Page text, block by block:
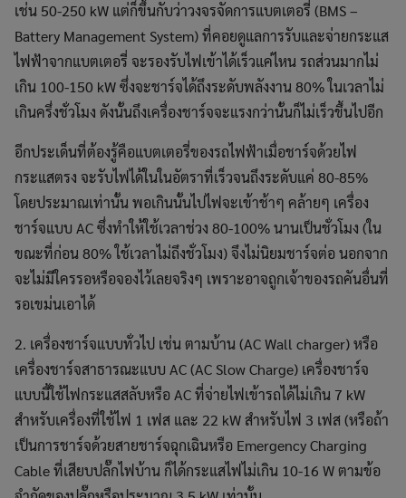
เช่น 50-250 kW แต่ก็ขึ้นกับว่าวงจรจัดการแบตเตอรี่ (BMS –
Battery Management System) ที่คอยดูแลการรับและจ่ายกระแส
ไฟฟ้าจากแบตเตอรี่ จะรองรับไฟเข้าได้เร็วแค่ไหน รถส่วนมากไม่
เกิน 100-150 kW ซึ่งจะชาร์จได้ถึงระดับพลังงาน 80% ในเวลาไม่
เกินครึ่งชั่วโมง ดังนั้นถึงเครื่องชาร์จจะแรงกว่านั้นก็ไม่เร็วขึ้นไปอีก
อีกประเด็นที่ต้องรู้คือแบตเตอรี่ของรถไฟฟ้าเมื่อชาร์จด้วยไฟ
กระแสตรง จะรับไฟได้ในในอัตราที่เร็วจนถึงระดับแค่ 80-85%
โดยประมาณเท่านั้น พอเกินนั้นไปไฟจะเข้าช้าๆ คล้ายๆ เครื่อง
ชาร์จแบบ AC ซึ่งทำให้ใช้เวลาช่วง 80-100% นานเป็นชั่วโมง (ใน
ขณะที่ก่อน 80% ใช้เวลาไม่ถึงชั่วโมง) จึงไม่นิยมชาร์จต่อ นอกจาก
จะไม่มีใครรอหรือจองไว้เลยจริงๆ เพราะอาจถูกเจ้าของรถคันอื่นที่
รอเขม่นเอาได้
2. เครื่องชาร์จแบบทั่วไป เช่น ตามบ้าน (AC Wall charger) หรือ
เครื่องชาร์จสาธารณะแบบ AC (AC Slow Charge) เครื่องชาร์จ
แบบนี้ใช้ไฟกระแสสลับหรือ AC ที่จ่ายไฟเข้ารถได้ไม่เกิน 7 kW
สำหรับเครื่องที่ใช้ไฟ 1 เฟส และ 22 kW สำหรับไฟ 3 เฟส (หรือถ้า
เป็นการชาร์จด้วยสายชาร์จฉุกเฉินหรือ Emergency Charging
Cable ที่เสียบปลั๊กไฟบ้าน ก็ได้กระแสไฟไม่เกิน 10-16 W ตามข้อ